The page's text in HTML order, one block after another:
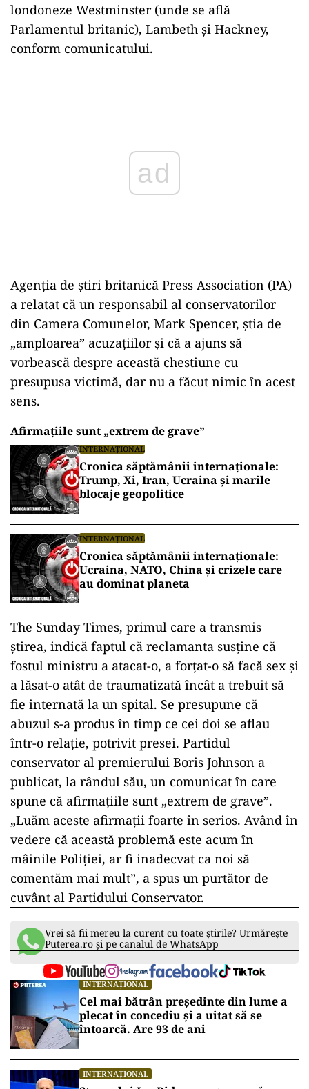
londoneze Westminster (unde se află
Parlamentul britanic), Lambeth şi Hackney,
conform comunicatului.
Agenţia de ştiri britanică Press Association (PA)
a relatat că un responsabil al conservatorilor
din Camera Comunelor, Mark Spencer, ştia de
„amploarea” acuzaţiilor şi că a ajuns să
vorbească despre această chestiune cu
presupusa victimă, dar nu a făcut nimic în acest
sens.
Afirmaţiile sunt „extrem de grave”
INTERNAȚIONAL
Cronica săptămânii internaționale:
Trump, Xi, Iran, Ucraina și marile
blocaje geopolitice
INTERNAȚIONAL
Cronica săptămânii internaționale:
Ucraina, NATO, China și crizele care
au dominat planeta
The Sunday Times, primul care a transmis
ştirea, indică faptul că reclamanta susţine că
fostul ministru a atacat-o, a forţat-o să facă sex şi
a lăsat-o atât de traumatizată încât a trebuit să
fie internată la un spital. Se presupune că
abuzul s-a produs în timp ce cei doi se aflau
într-o relaţie, potrivit presei. Partidul
conservator al premierului Boris Johnson a
publicat, la rândul său, un comunicat în care
spune că afirmaţiile sunt „extrem de grave”.
„Luăm aceste afirmaţii foarte în serios. Având în
vedere că această problemă este acum în
mâinile Poliţiei, ar fi inadecvat ca noi să
comentăm mai mult”, a spus un purtător de
cuvânt al Partidului Conservator.
Vrei să fii mereu la curent cu toate știrile? Urmărește
Puterea.ro și pe canalul de WhatsApp
INTERNAȚIONAL
Cel mai bătrân președinte din lume a
plecat în concediu și a uitat să se
întoarcă. Are 93 de ani
INTERNAȚIONAL